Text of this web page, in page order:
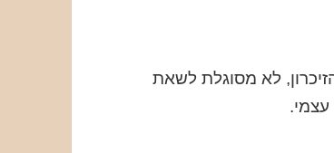
לא מסוגלת לשאת
עצמי.